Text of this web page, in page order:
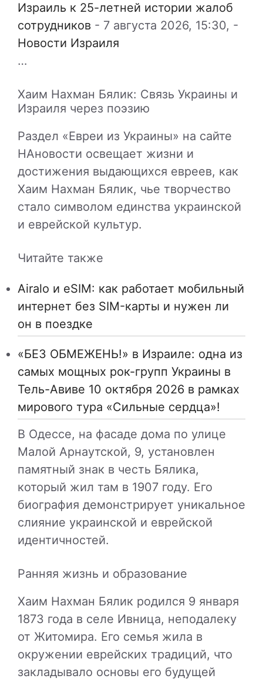
Израиль к 25-летней истории жалоб
сотрудников - 7 августа 2026, 15:30, -
Новости Израиля
…
Хаим Нахман Бялик: Связь Украины и
Израиля через поэзию
Раздел «Евреи из Украины» на сайте
НАновости освещает жизни и
достижения выдающихся евреев, как
Хаим Нахман Бялик, чье творчество
стало символом единства украинской
и еврейской культур.
Читайте также
Airalo и eSIM: как работает мобильный
интернет без SIM-карты и нужен ли
он в поездке
«БЕЗ ОБМЕЖЕНЬ!» в Израиле: одна из
самых мощных рок-групп Украины в
Тель-Авиве 10 октября 2026 в рамках
мирового тура «Сильные сердца»!
В Одессе, на фасаде дома по улице
Малой Арнаутской, 9, установлен
памятный знак в честь Бялика,
который жил там в 1907 году. Его
биография демонстрирует уникальное
слияние украинской и еврейской
идентичностей.
Ранняя жизнь и образование
Хаим Нахман Бялик родился 9 января
1873 года в селе Ивница, неподалеку
от Житомира. Его семья жила в
окружении еврейских традиций, что
закладывало основы его будущей